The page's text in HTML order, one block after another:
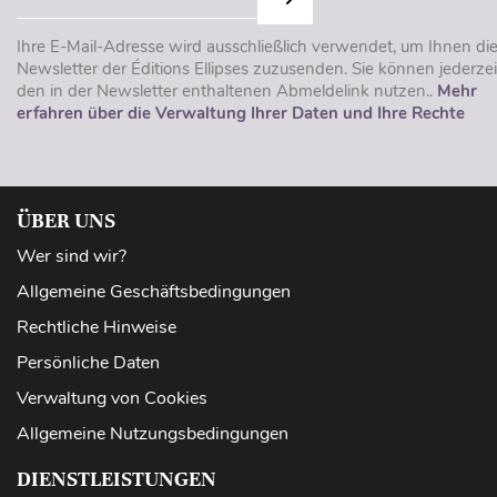
Ihre E-Mail-Adresse wird ausschließlich verwendet, um Ihnen die
Newsletter der Éditions Ellipses zuzusenden. Sie können
den in der Newsletter enthaltenen Abmeldelink nutzen.. Mehr
erfahren über die Verwaltung Ihrer Daten und Ihre Rechte
ÜBER UNS
Wer sind wir?
Allgemeine Geschäftsbedingungen
Rechtliche Hinweise
Persönliche Daten
Verwaltung von Cookies
Allgemeine Nutzungsbedingungen
DIENSTLEISTUNGEN